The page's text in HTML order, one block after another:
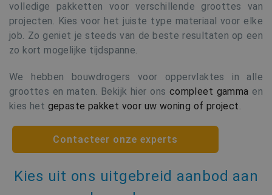
volledige pakketten voor verschillende groottes van
projecten. Kies voor het juiste type materiaal voor elke
job. Zo geniet je steeds van de beste resultaten op een
zo kort mogelijke tijdspanne.
We hebben bouwdrogers voor oppervlaktes in alle
groottes en maten. Bekijk hier ons compleet gamma en
kies het gepaste pakket voor uw woning of project.
Contacteer onze experts
Kies uit ons uitgebreid aanbod aan